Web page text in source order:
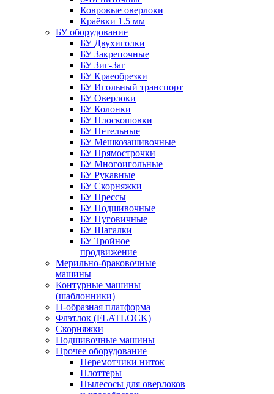
Ковровые оверлоки
Краёвки 1.5 мм
БУ оборудование
БУ Двухиголки
БУ Закрепочные
БУ Зиг-Заг
БУ Краеобрезки
БУ Игольный транспорт
БУ Оверлоки
БУ Колонки
БУ Плоскошовки
БУ Петельные
БУ Мешкозашивочные
БУ Прямострочки
БУ Многоигольные
БУ Рукавные
БУ Скорняжки
БУ Прессы
БУ Подшивочные
БУ Пуговичные
БУ Шагалки
БУ Тройное
продвижение
Мерильно-браковочные
машины
Контурные машины
(шаблонники)
П-образная платформа
Флэтлок (FLATLOCK)
Скорняжки
Подшивочные машины
Прочее оборудование
Перемотчики ниток
Плоттеры
Пылесосы для оверлоков